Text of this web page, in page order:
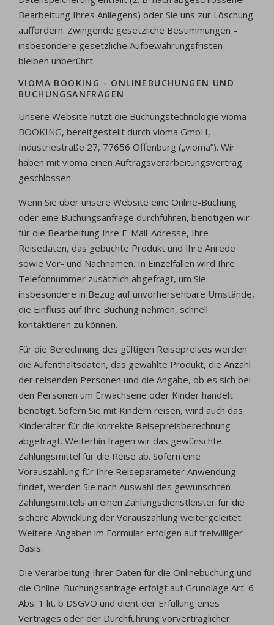
Bearbeitung Ihres Anliegens) oder Sie uns zur Löschung
auffordern. Zwingende gesetzliche Bestimmungen –
insbesondere gesetzliche Aufbewahrungsfristen –
bleiben unberührt. .
VIOMA BOOKING - ONLINEBUCHUNGEN UND
BUCHUNGSANFRAGEN
Unsere Website nutzt die Buchungstechnologie vioma
BOOKING, bereitgestellt durch vioma GmbH,
Industriestraße 27, 77656 Offenburg („vioma”). Wir
haben mit vioma einen Auftragsverarbeitungsvertrag
geschlossen.
Wenn Sie über unsere Website eine Online-Buchung
oder eine Buchungsanfrage durchführen, benötigen wir
für die Bearbeitung Ihre E-Mail-Adresse, Ihre
Reisedaten, das gebuchte Produkt und Ihre Anrede
sowie Vor- und Nachnamen. In Einzelfällen wird Ihre
Telefonnummer zusätzlich abgefragt, um Sie
insbesondere in Bezug auf unvorhersehbare Umstände,
die Einfluss auf Ihre Buchung nehmen, schnell
kontaktieren zu können.
Für die Berechnung des gültigen Reisepreises werden
die Aufenthaltsdaten, das gewählte Produkt, die Anzahl
der reisenden Personen und die Angabe, ob es sich bei
den Personen um Erwachsene oder Kinder handelt
benötigt. Sofern Sie mit Kindern reisen, wird auch das
Kinderalter für die korrekte Reisepreisberechnung
abgefragt. Weiterhin fragen wir das gewünschte
Zahlungsmittel für die Reise ab. Sofern eine
Vorauszahlung für Ihre Reiseparameter Anwendung
findet, werden Sie nach Auswahl des gewünschten
Zahlungsmittels an einen Zahlungsdienstleister für die
sichere Abwicklung der Vorauszahlung weitergeleitet.
Weitere Angaben im Formular erfolgen auf freiwilliger
Basis.
Die Verarbeitung Ihrer Daten für die Onlinebuchung und
die Online-Buchungsanfrage erfolgt auf Grundlage Art. 6
Abs. 1 lit. b DSGVO und dient der Erfüllung eines
Vertrages oder der Durchführung vorvertraglicher